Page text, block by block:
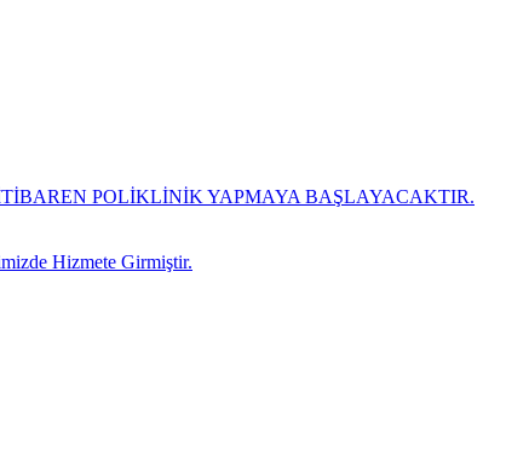
POLİKLİNİK YAPMAYA BAŞLAYACAKTIR.
Hizmete Girmiştir.